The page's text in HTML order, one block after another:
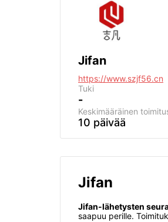
Jifan
https://www.szjf56.cn
Tuki
-
Keskimääräinen
10 päivää
Jifan
Jifan-lähetysten
saapuu perille.